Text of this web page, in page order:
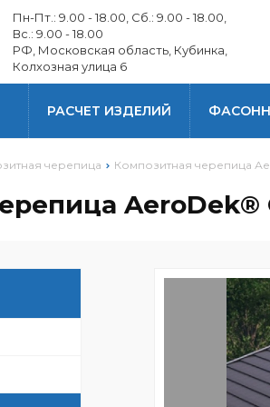
Пн-Пт.: 9.00 - 18.00, Сб.: 9.00 - 18.00,
Вс.: 9.00 - 18.00
РФ, Московская область, Кубинка,
Колхозная улица 6
РАСЧЕТ ИЗДЕЛИЙ
черепица Композитная черепица
AeroDek®